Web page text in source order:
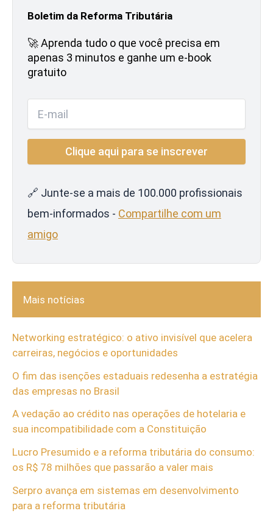
Boletim da Reforma Tributária
🚀 Aprenda tudo o que você precisa em
apenas 3 minutos e ganhe um e-book
gratuito
🔗 Junte-se a mais de 100.000 profissionais
bem-informados - Compartilhe com um
amigo
Mais notícias
Networking estratégico: o ativo invisível que acelera
carreiras, negócios e oportunidades
O fim das isenções estaduais redesenha a estratégia
das empresas no Brasil
A vedação ao crédito nas operações de hotelaria e
sua incompatibilidade com a Constituição
Lucro Presumido e a reforma tributária do consumo:
os R$ 78 milhões que passarão a valer mais
Serpro avança em sistemas em desenvolvimento
para a reforma tributária